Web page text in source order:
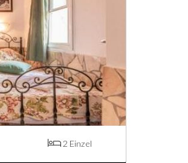
2 Einzel